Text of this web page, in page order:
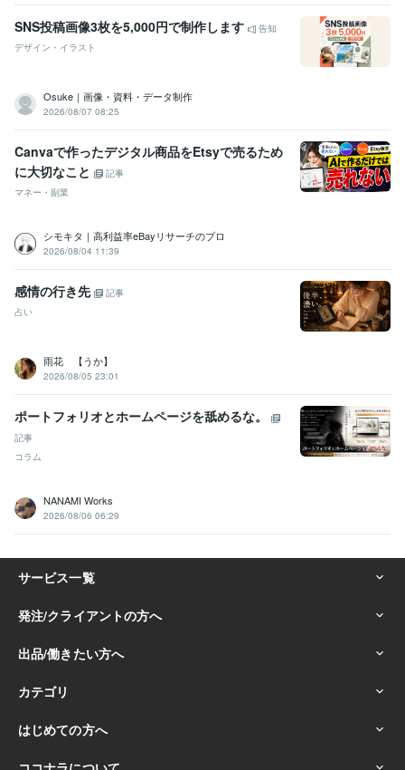
SNS投稿画像3枚を5,000円で制作します
告知
デザイン・イラスト
Osuke｜画像・資料・データ制作
2026/08/07 08:25
Canvaで作ったデジタル商品をEtsyで売るため
に大切なこと
記事
マネー・副業
シモキタ｜高利益率eBayリサーチのプロ
2026/08/04 11:39
感情の行き先
記事
占い
雨花 【うか】
2026/08/05 23:01
ポートフォリオとホームページを舐めるな。
記事
コラム
NANAMI Works
2026/08/06 06:29